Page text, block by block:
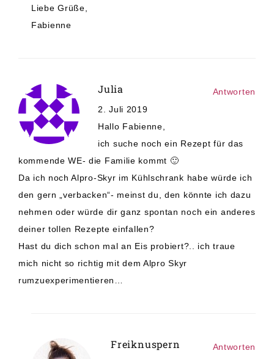
Liebe Grüße,
Fabienne
Julia
2. Juli 2019
Hallo Fabienne,
ich suche noch ein Rezept für das
kommende WE- die Familie kommt 🙂
Da ich noch Alpro-Skyr im Kühlschrank habe würde ich
den gern „verbacken“- meinst du, den könnte ich dazu
nehmen oder würde dir ganz spontan noch ein anderes
deiner tollen Rezepte einfallen?
Hast du dich schon mal an Eis probiert?.. ich traue
mich nicht so richtig mit dem Alpro Skyr
rumzuexperimentieren…
Antworten
Freiknuspern Antworten